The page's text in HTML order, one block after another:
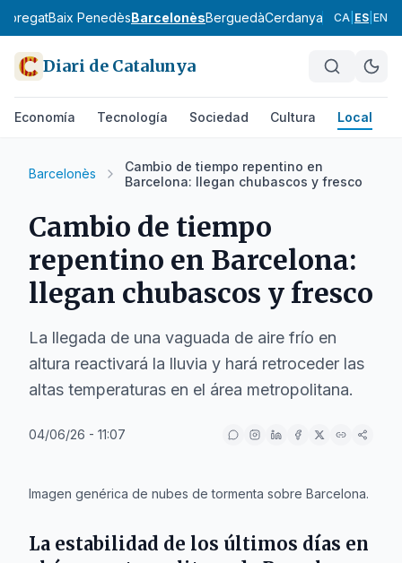
Baix PenedèsBarcelonèsBerguedàCerdanya Conca de
CA ES EN
Diari de Catalunya
Economía Tecnología Sociedad Cultura Local
Barcelonès
Cambio de tiempo repentino en
Barcelona: llegan chubascos y fresco
Cambio de tiempo
repentino en Barcelona:
llegan chubascos y fresco
La llegada de una vaguada de aire frío en
altura reactivará la lluvia y hará retroceder las
altas temperaturas en el área metropolitana.
04/06/26 - 11:07
Imagen genérica de nubes de tormenta sobre Barcelona.
La estabilidad de los últimos días en